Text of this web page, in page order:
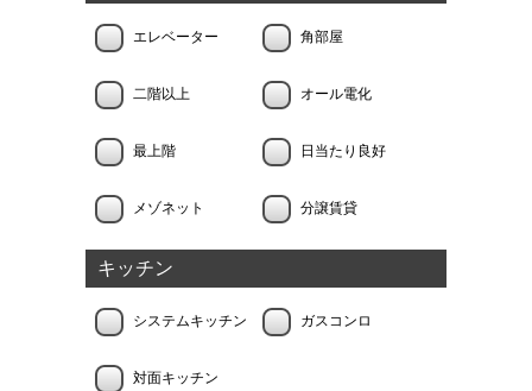
エレベーター 角部屋
二階以上 オール電化
最上階 日当たり良好
メゾネット 分譲賃貸
キッチン
システムキッチン ガスコンロ
対面キッチン